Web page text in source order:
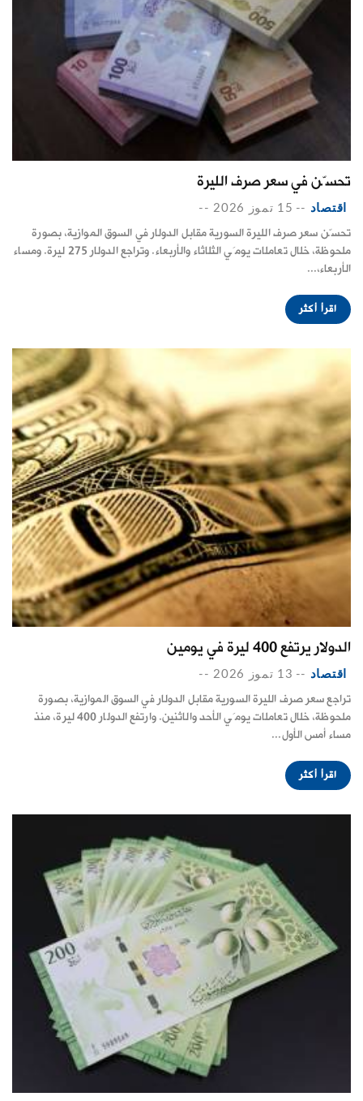
تحسّن في سعر صرف الليرة
اقتصاد -- 15 تموز 2026 --
تحسّن سعر صرف الليرة السورية مقابل الدولار في السوق الموازية، بصورة
ملحوظة، خلال تعاملات يومَي الثلاثاء والأربعاء. وتراجع الدولار 275 ليرة. ومساء
الأربعاء،...
اقرأ أكثر
الدولار يرتفع 400 ليرة في يومين
اقتصاد -- 13 تموز 2026 --
تراجع سعر صرف الليرة السورية مقابل الدولار في السوق الموازية، بصورة
ملحوظة، خلال تعاملات يومَي الأحد والاثنين. وارتفع الدولار 400 ليرة، منذ
مساء أمس الأول...
اقرأ أكثر